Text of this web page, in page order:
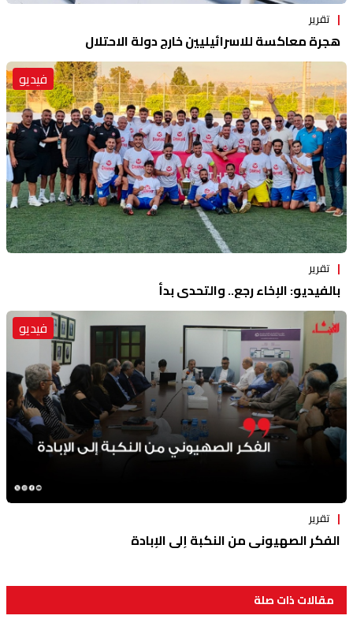
تقرير
هجرة معاكسة للاسرائيليين خارج دولة الاحتلال
فيديو
تقرير
بالفيديو: الإخاء رجع.. والتحدي بدأ
فيديو
تقرير
الفكر الصهيوني من النكبة إلى الإبادة
مقالات ذات صلة